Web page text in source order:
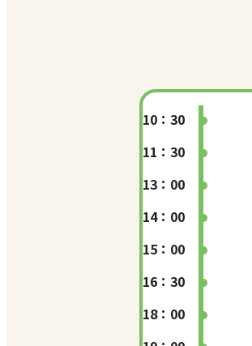
10：30
11：30
13：00
14：00
15：00
16：30
18：00